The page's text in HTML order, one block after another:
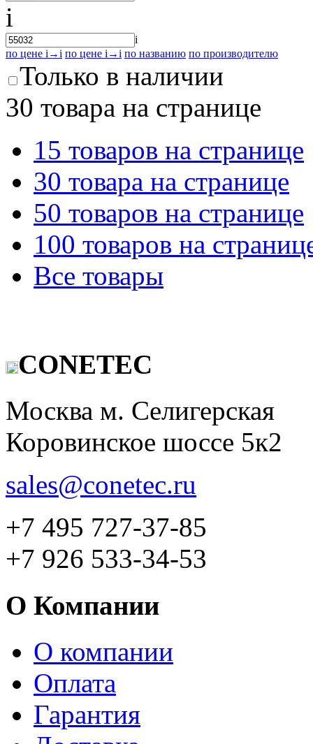
i
i
по цене i →i по цене i →i по названию по производителю
Только в наличии
30 товара на странице
15 товаров на странице
30 товара на странице
50 товаров на странице
100 товаров на
Все товары
CONETEC
Москва м. Селигерская
Коровинское шоссе 5к2
sales@conetec.ru
+7 495 727-37-85
+7 926 533-34-53
О Компании
О компании
Оплата
Гарантия